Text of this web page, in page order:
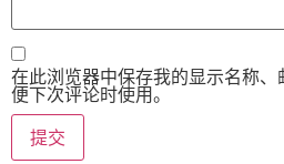
在此浏览器中保存我的显示名称
便下次评论时使用。